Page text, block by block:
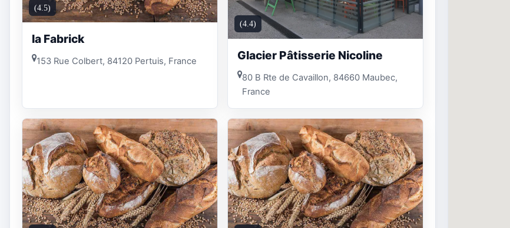
(4.5)
la Fabrick
153 Rue Colbert, 84120 Pertuis, France
(4.4)
Glacier Pâtisserie Nicoline
80 B Rte de Cavaillon, 84660 Maubec,
France